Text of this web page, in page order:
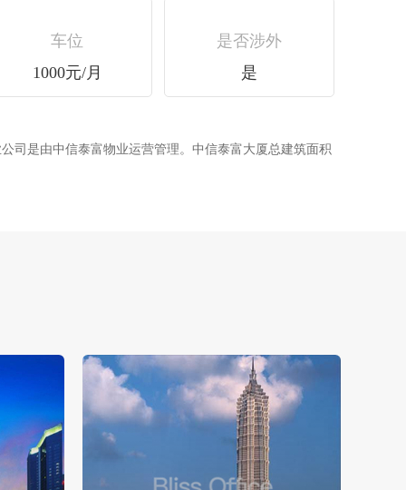
车位
1000元/月
是否涉外
是
司是由中信泰富物业运营管理。中信泰富大厦总建筑面积